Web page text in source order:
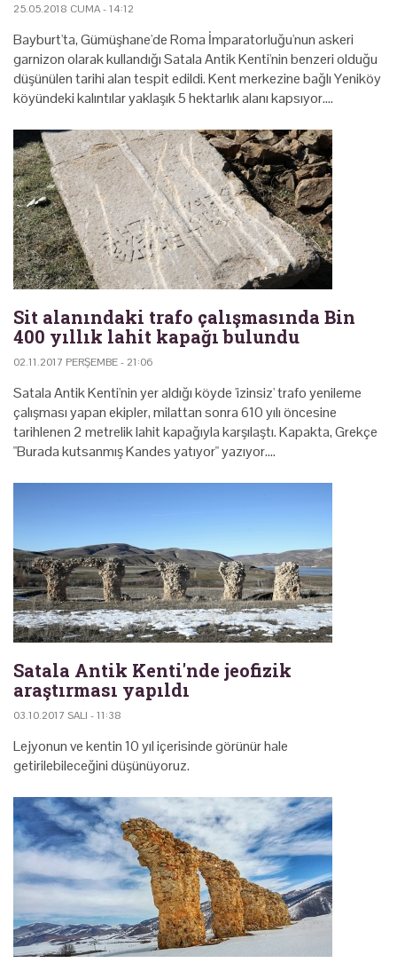
25.05.2018 CUMA - 14:12
Bayburt'ta, Gümüşhane'de Roma İmparatorluğu'nun askeri
garnizon olarak kullandığı Satala Antik Kenti'nin benzeri olduğu
düşünülen tarihi alan tespit edildi. Kent merkezine bağlı Yeniköy
köyündeki kalıntılar yaklaşık 5 hektarlık alanı kapsıyor.…
Sit alanındaki trafo çalışmasında Bin
400 yıllık lahit kapağı bulundu
02.11.2017 PERŞEMBE - 21:06
Satala Antik Kenti'nin yer aldığı köyde 'izinsiz' trafo yenileme
çalışması yapan ekipler, milattan sonra 610 yılı öncesine
tarihlenen 2 metrelik lahit kapağıyla karşılaştı. Kapakta, Grekçe
"Burada kutsanmış Kandes yatıyor" yazıyor.…
Satala Antik Kenti'nde jeofizik
araştırması yapıldı
03.10.2017 SALI - 11:38
Lejyonun ve kentin 10 yıl içerisinde görünür hale
getirilebileceğini düşünüyoruz.